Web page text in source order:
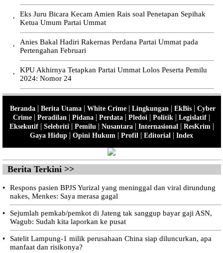
•
Eks Juru Bicara Kecam Amien Rais soal Penetapan Sepihak
Ketua Umum Partai Ummat
•
Anies Bakal Hadiri Rakernas Perdana Partai Ummat pada
Pertengahan Februari
•
KPU Akhirnya Tetapkan Partai Ummat Lolos Peserta Pemilu
2024: Nomor 24
Beranda| Berita Utama| White Crime| Lingkungan | EkBis| Cyber
Crime | Peradilan | Pidana | Perdata | Pledoi | Politik | Legislatif |
Eksekutif| Selebriti | Pemilu | Nusantara| Internasional | ResKrim |
Gaya Hidup | Opini Hukum | Profil | Editorial | Index
Berita Terkini >>
•
Respons pasien BPJS Yurizal yang meninggal dan viral dirundung
nakes, Menkes: Saya merasa gagal
•
Sejumlah pemkab/pemkot di Jateng tak sanggup bayar gaji ASN,
Wagub: Sudah kita laporkan ke pusat
•
Satelit Lampung-1 milik perusahaan China siap diluncurkan, apa
manfaat dan risikonya?